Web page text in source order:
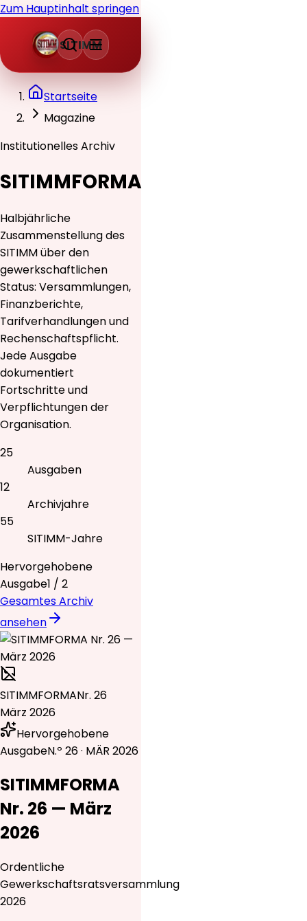
Zum Hauptinhalt springen
SITIMM
Startseite
Magazine
Institutionelles Archiv
SITIMMFORMA
Halbjährliche
Zusammenstellung des
SITIMM über den
gewerkschaftlichen
Status: Versammlungen,
Finanzberichte,
Tarifverhandlungen und
Rechenschaftspflicht.
Jede Ausgabe
dokumentiert
Fortschritte und
Verpflichtungen der
Organisation.
25
Ausgaben
12
Archivjahre
55
SITIMM-Jahre
Hervorgehobene
Ausgabe1 / 2
Gesamtes Archiv
ansehen
SITIMMFORMANr. 26
März 2026
Hervorgehobene
AusgabeN.º 26 · MÄR 2026
SITIMMFORMA
Nr. 26 — März
2026
Ordentliche
Gewerkschaftsratsversammlung
2026